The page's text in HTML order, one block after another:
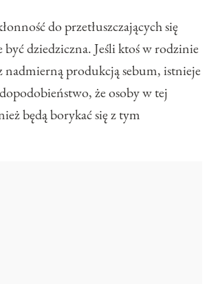
do przetłuszczających się
być dziedziczna. Jeśli ktoś w rodzinie
nadmierną produkcją sebum, istnieje
że osoby w tej
będą borykać się z tym